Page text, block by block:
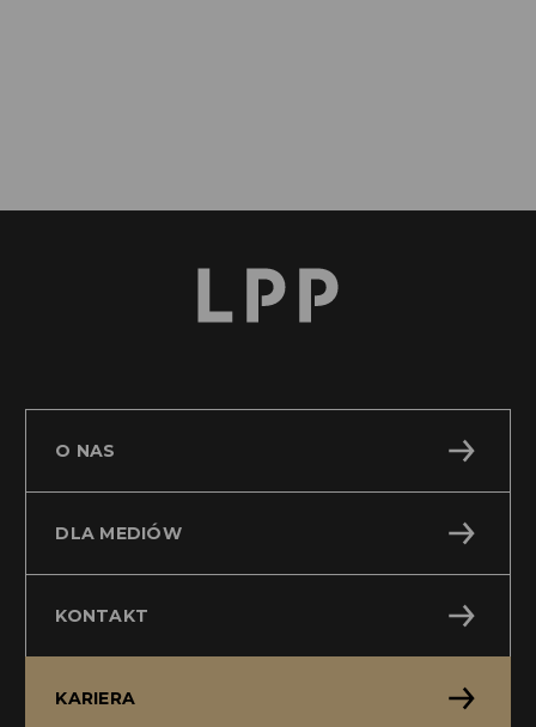
O NAS
DLA MEDIÓW
KONTAKT
KARIERA